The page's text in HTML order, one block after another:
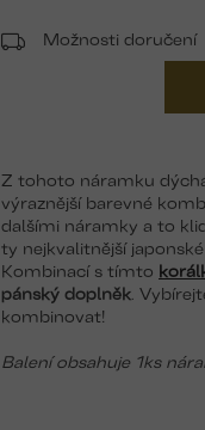
Možnosti doručení
Z tohoto náramku
výraznější barevné
dalšími náramky a to
ty nejkvalitnější
Kombinací s tímto
pánský doplněk .
kombinovat!
Balení obsahuje 1ks